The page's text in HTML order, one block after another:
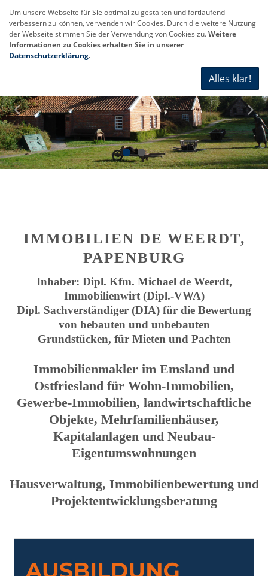
IMMOBILIEN DE WEERDT,
PAPENBURG
Inhaber: Dipl. Kfm. Michael de Weerdt,
Immobilienwirt (Dipl.-VWA)
Dipl. Sachverständiger (DIA) für die Bewertung
von bebauten und unbebauten
Grundstücken, für Mieten und Pachten
Immobilienmakler im Emsland und
Ostfriesland für Wohn-Immobilien,
Gewerbe-Immobilien, landwirtschaftliche
Objekte, Mehrfamilienhäuser,
Kapitalanlagen und Neubau-
Eigentumswohnungen
Hausverwaltung, Immobilienbewertung und
Projektentwicklungsberatung
Um unsere Webseite für Sie optimal zu gestalten und fortlaufend
verbessern zu können, verwenden wir Cookies. Durch die weitere Nutzung
der Webseite stimmen Sie der Verwendung von Cookies zu.Weitere
Informationen zu Cookies erhalten Sie in unserer
Datenschutzerklärung.
Alles klar!